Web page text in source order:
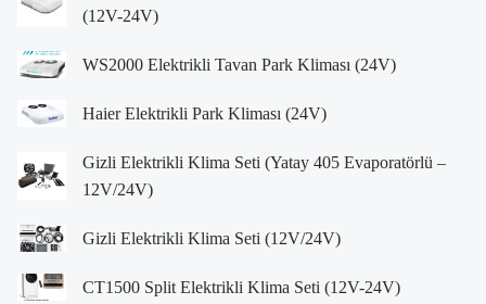
(12V-24V)
WS2000 Elektrikli Tavan Park Kliması (24V)
Haier Elektrikli Park Kliması (24V)
Gizli Elektrikli Klima Seti (Yatay 405 Evaporatörlü –
12V/24V)
Gizli Elektrikli Klima Seti (12V/24V)
CT1500 Split Elektrikli Klima Seti (12V-24V)